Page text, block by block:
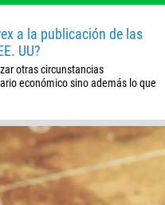
a la publicación de las
UU?
otras circunstancias
económico sino además lo que